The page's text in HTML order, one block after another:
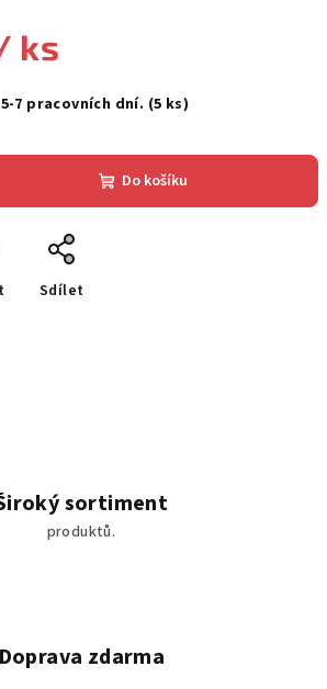
ks
7 pracovních dní. (5 ks)
Do košíku
Sdílet
sortiment
produktů.
Doprava zdarma